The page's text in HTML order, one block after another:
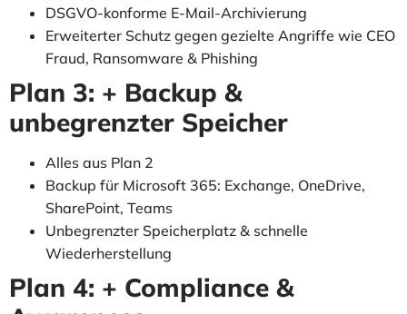
DSGVO-konforme E-Mail-Archivierung
Erweiterter Schutz gegen gezielte Angriffe wie CEO
Fraud, Ransomware & Phishing
Plan 3: + Backup &
unbegrenzter Speicher
Alles aus Plan 2
Backup für Microsoft 365: Exchange, OneDrive,
SharePoint, Teams
Unbegrenzter Speicherplatz & schnelle
Wiederherstellung
Plan 4: + Compliance &